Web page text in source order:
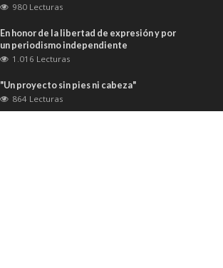
980 Lecturas
En honor de la libertad de expresión y por
un periodismo independiente
1.016 Lecturas
"Un proyecto sin pies ni cabeza"
864 Lecturas